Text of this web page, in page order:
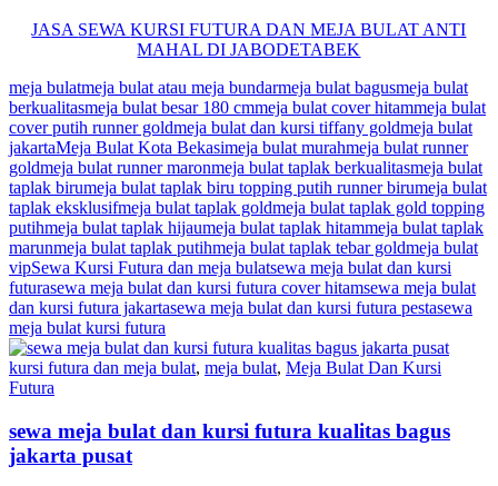
JASA SEWAKURSIFUTURADANMEJABULAT ANTI
MAHAL DI JABODETABEK
meja bulatmeja bulat atau meja bundarmeja bulat bagusmeja bulat
berkualitasmeja bulat besar 180 cmmeja bulat cover hitammeja bulat
cover putih runner goldmeja bulat dan kursi tiffany goldmeja bulat
jakartaMeja Bulat Kota Bekasimeja bulat murahmeja bulat runner
goldmeja bulat runner maronmeja bulat taplak berkualitasmeja bulat
taplak birumeja bulat taplak biru topping putih runner birumeja bulat
taplak eksklusifmeja bulat taplak goldmeja bulat taplak gold topping
putihmeja bulat taplak hijaumeja bulat taplak hitammeja bulat taplak
marunmeja bulat taplak putihmeja bulat taplak tebar goldmeja bulat
vipSewa Kursi Futura dan meja bulatsewa meja bulat dan kursi
futurasewa meja bulat dan kursi futura cover hitamsewa meja bulat
dan kursi futura jakartasewa meja bulat dan kursi futura pestasewa
meja bulat kursi futura
kursi futura dan meja bulat, meja bulat, Meja Bulat Dan Kursi
Futura
sewa meja bulat dan kursi futura kualitas bagus
jakarta pusat